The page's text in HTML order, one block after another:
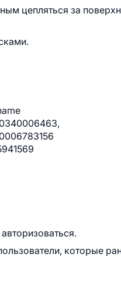
цепляться за
которые